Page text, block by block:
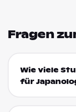
Fragen
Wie viele
für